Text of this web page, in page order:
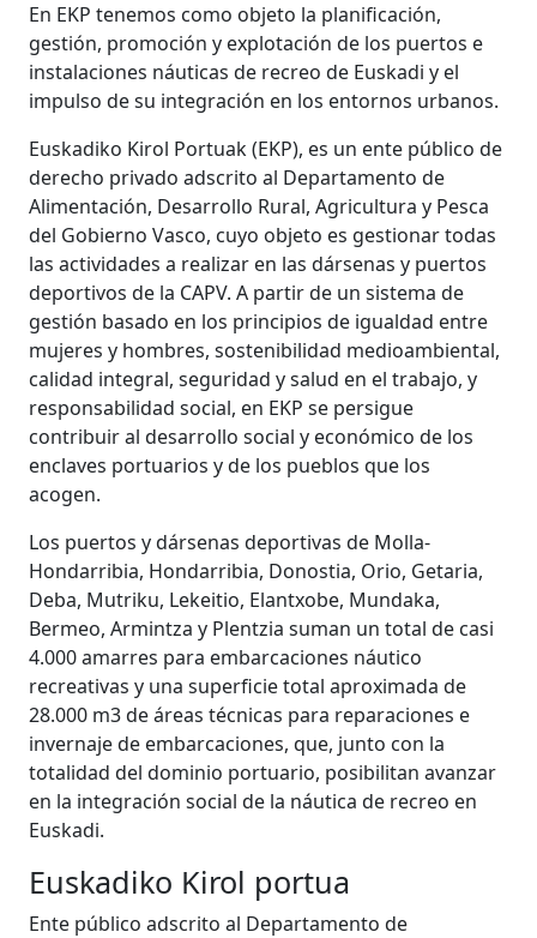
En EKP tenemos como objeto la planificación,
gestión, promoción y explotación de los puertos e
instalaciones náuticas de recreo de Euskadi y el
impulso de su integración en los entornos urbanos.
Euskadiko Kirol Portuak (EKP), es un ente público de
derecho privado adscrito al Departamento de
Alimentación, Desarrollo Rural, Agricultura y Pesca
del Gobierno Vasco, cuyo objeto es gestionar todas
las actividades a realizar en las dársenas y puertos
deportivos de la CAPV. A partir de un sistema de
gestión basado en los principios de igualdad entre
mujeres y hombres, sostenibilidad medioambiental,
calidad integral, seguridad y salud en el trabajo, y
responsabilidad social, en EKP se persigue
contribuir al desarrollo social y económico de los
enclaves portuarios y de los pueblos que los
acogen.
Los puertos y dársenas deportivas de Molla-
Hondarribia, Hondarribia, Donostia, Orio, Getaria,
Deba, Mutriku, Lekeitio, Elantxobe, Mundaka,
Bermeo, Armintza y Plentzia suman un total de casi
4.000 amarres para embarcaciones náutico
recreativas y una superficie total aproximada de
28.000 m3 de áreas técnicas para reparaciones e
invernaje de embarcaciones, que, junto con la
totalidad del dominio portuario, posibilitan avanzar
en la integración social de la náutica de recreo en
Euskadi.
Euskadiko Kirol portua
Ente público adscrito al Departamento de